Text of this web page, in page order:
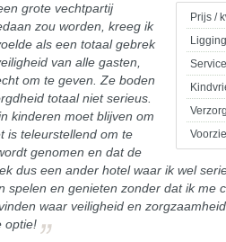
Prijs /
Ligging
Service
grote vechtpartij
zou worden, kreeg ik
als een totaal gebrek
van alle gasten,
om te geven. Ze boden
totaal niet serieus.
kinderen moet blijven om
is teleurstellend om te
genomen en dat de
dus een ander hotel waar ik wel
spelen en genieten zonder dat ik me
waar veiligheid en
optie!